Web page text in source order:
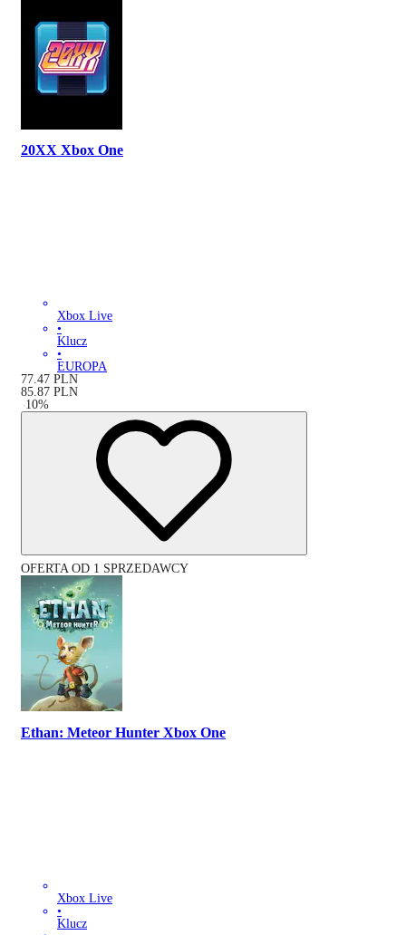
20XX Xbox One
Xbox Live
•
Klucz
•
EUROPA
77.47 PLN
85.87 PLN
-10%
OFERTA OD 1 SPRZEDAWCY
Ethan: Meteor Hunter Xbox One
Xbox Live
•
Klucz